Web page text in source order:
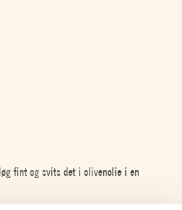
fint og svits det i olivenolie i en